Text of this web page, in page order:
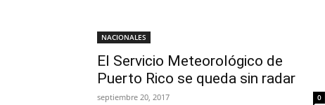
NACIONALES
El Servicio Meteorológico de
Puerto Rico se queda sin radar
septiembre 20, 2017 0